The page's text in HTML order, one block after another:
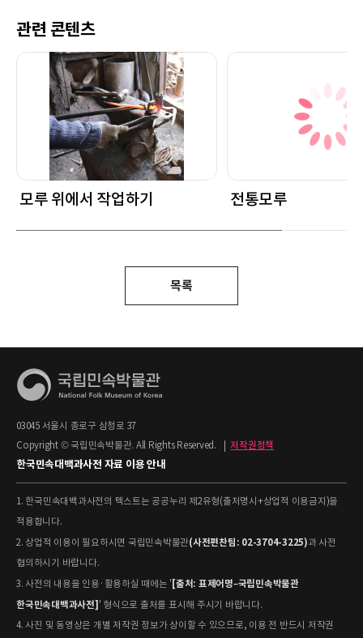
관련 콘텐츠
모루 위에서 작업하기 전통모루
목록
03045 서울시 종로구 삼청로 37
Copyright © 국립민속박물관. All Rights Reserved.
저작권정책
한국민속대백과사전 자료 이용 안내
1. 한국민속대백과사전의 텍스트는 공공누리 제2유형(출처명시+상업적 이용금지)을
적용합니다.
2. 상업적 이용이 필요하시면 국립민속박물관(사전편찬팀: 02-3704-3225)과 사전
협의하시기 바랍니다.
3. 사전의 내용을 인용·활용하실 때에는 ' [출처: 표제어명–국립민속박물관
한국민속대백과사전] ' 형식으로 출처를 표시해 주시기 바랍니다.
4. 사진 및 동영상은 개별 저작권 정보가 상이할 수 있으므로, 이용 전 반드시 저작권